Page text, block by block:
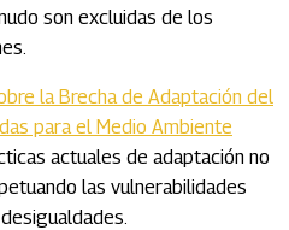
son excluidas de los
la Brecha de Adaptación del
para el Medio Ambiente
actuales de adaptación no
las vulnerabilidades